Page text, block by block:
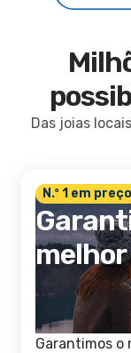
Das joias
N.º 1 em preço
Garantimos o